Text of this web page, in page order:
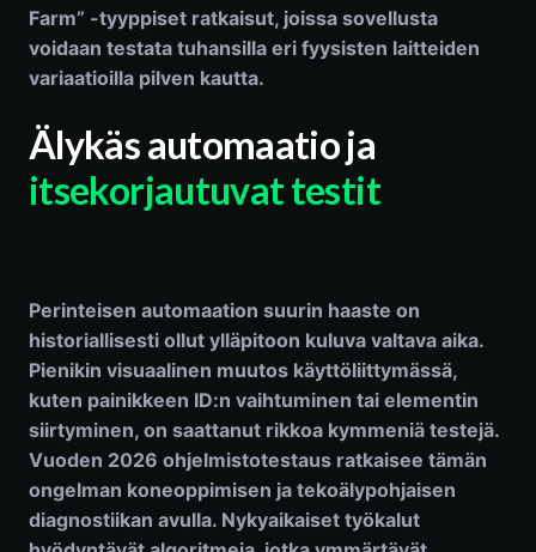
Farm” -tyyppiset ratkaisut, joissa sovellusta
voidaan testata tuhansilla eri fyysisten laitteiden
variaatioilla pilven kautta.
Älykäs automaatio ja
itsekorjautuvat testit
Perinteisen automaation suurin haaste on
historiallisesti ollut ylläpitoon kuluva valtava aika.
Pienikin visuaalinen muutos käyttöliittymässä,
kuten painikkeen ID:n vaihtuminen tai elementin
siirtyminen, on saattanut rikkoa kymmeniä testejä.
Vuoden 2026 ohjelmistotestaus ratkaisee tämän
ongelman koneoppimisen ja tekoälypohjaisen
diagnostiikan avulla. Nykyaikaiset työkalut